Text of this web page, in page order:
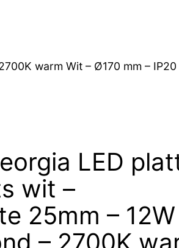
warm Wit – Ø170 mm –
LED
wit –
25mm – 12W